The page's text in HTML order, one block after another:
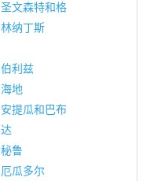
圣文森特和格
林纳丁斯
伯利兹
海地
安提瓜和巴布
达
秘鲁
厄瓜多尔